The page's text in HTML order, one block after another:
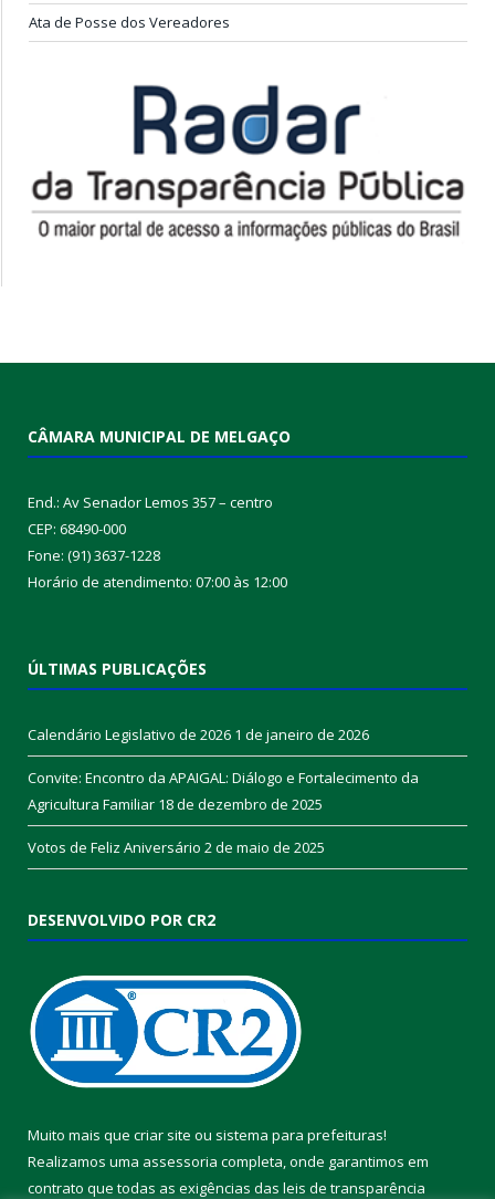
Ata de Posse dos Vereadores
CÂMARA MUNICIPAL DE MELGAÇO
End.: Av Senador Lemos 357 – centro
CEP: 68490-000
Fone: (91) 3637-1228
Horário de atendimento: 07:00 às 12:00
ÚLTIMAS PUBLICAÇÕES
Calendário Legislativo de 2026 1 de janeiro de 2026
Convite: Encontro da APAIGAL: Diálogo e Fortalecimento da
Agricultura Familiar 18 de dezembro de 2025
Votos de Feliz Aniversário 2 de maio de 2025
DESENVOLVIDO POR CR2
Muito mais que criar site ou sistema para prefeituras!
Realizamos uma assessoria completa, onde garantimos em
contrato que todas as exigências das leis de transparência